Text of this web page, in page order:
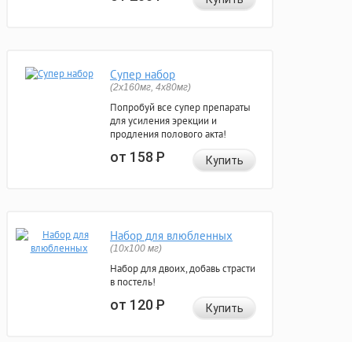
Супер набор
(2х160мг, 4х80мг)
Попробуй все супер препараты
для усиления эрекции и
продления полового акта!
от 158Р Купить
Набор для влюбленных
(10х100 мг)
Набор для двоих, добавь страсти
в постель!
от 120Р Купить